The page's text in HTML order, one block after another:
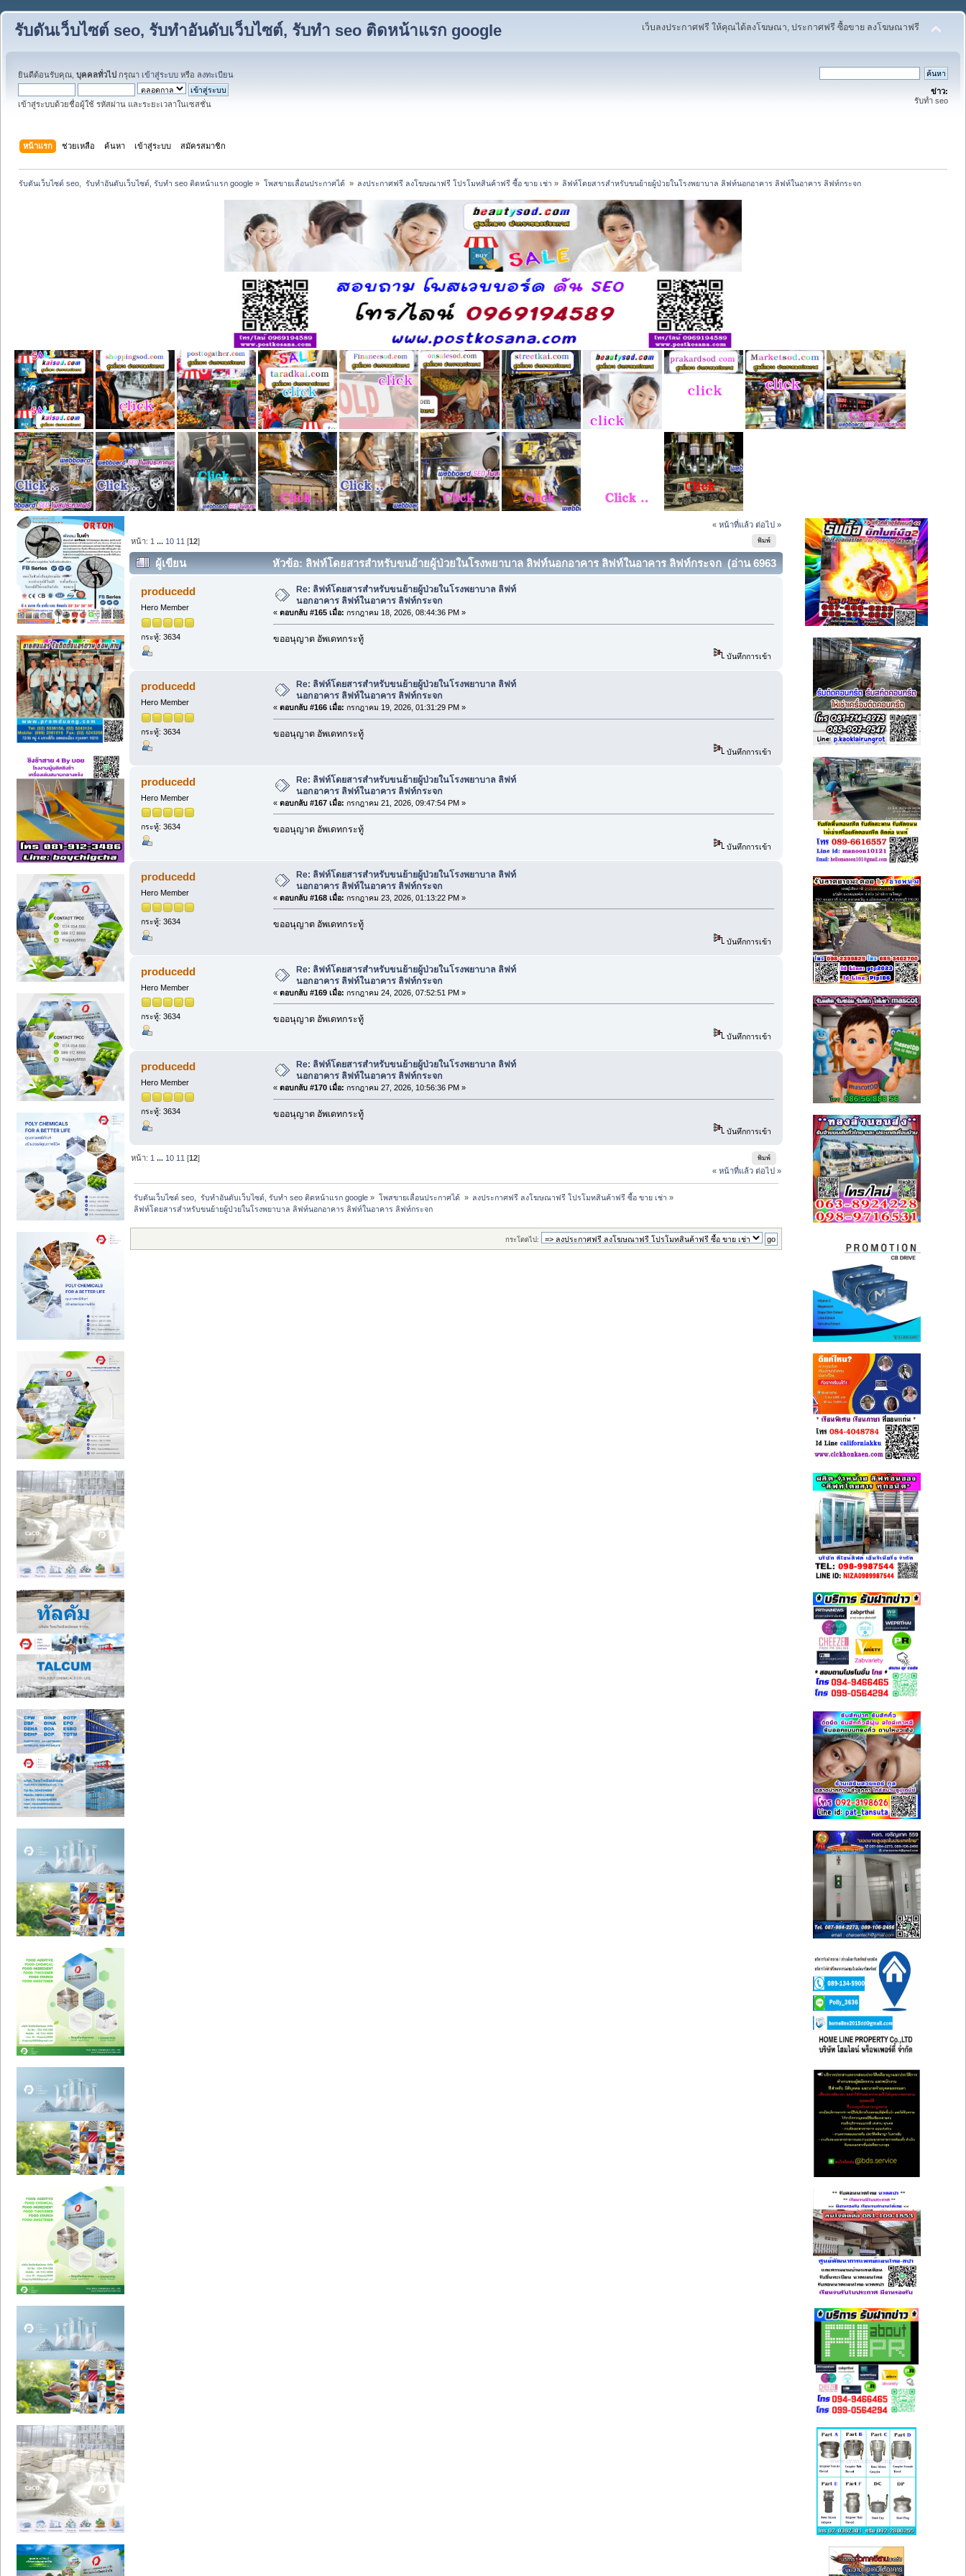
รับดันเว็บไซต์ seo, รับทำอันดับเว็บไซต์, รับทำ seo ติดหน้าแรก google เว็บลงประกาศฟรี ให้คุณได้ลงโฆษณา, ประกาศฟรี ซื้อขาย ลงโฆษณาฟรี
ยินดีต้อนรับคุณ, บุคคลทั่วไป กรุณา เข้าสู่ระบบ หรือ ลงทะเบียน
เข้าสู่ระบบด้วยชื่อผู้ใช้ รหัสผ่าน และระยะเวลาในเซสชั่น
ข่าว:
รับทำ seo
หน้าแรก ช่วยเหลือ ค้นหา เข้าสู่ระบบ สมัครสมาชิก
รับดันเว็บไซต์ seo,  รับทำอันดับเว็บไซต์, รับทำ seo ติดหน้าแรก google » โพสขายเลื่อนประกาศได้ » ลงประกาศฟรี ลงโฆษณาฟรี โปรโมทสินค้าฟรี ซื้อ ขาย เช่า » ลิฟท์โดยสารสำหรับขนย้ายผู้ป่วยในโรงพยาบาล ลิฟท์นอกอาคาร ลิฟท์ในอาคาร ลิฟท์กระจก
« หน้าที่แล้ว ต่อไป »
พิมพ์
หน้า: 1 ... 10 11 [12]
ผู้เขียน
หัวข้อ: ลิฟท์โดยสารสำหรับขนย้ายผู้ป่วยในโรงพยาบาล ลิฟท์นอกอาคาร ลิฟท์ในอาคาร ลิฟท์กระจก (อ่าน 6963
producedd
Hero Member
กระทู้: 3634
Re: ลิฟท์โดยสารสำหรับขนย้ายผู้ป่วยในโรงพยาบาล ลิฟท์
นอกอาคาร ลิฟท์ในอาคาร ลิฟท์กระจก
« ตอบกลับ #165 เมื่อ: กรกฎาคม 18, 2026, 08:44:36 PM »
ขออนุญาต อัพเดทกระทู้
บันทึกการเข้า
producedd
Hero Member
กระทู้: 3634
Re: ลิฟท์โดยสารสำหรับขนย้ายผู้ป่วยในโรงพยาบาล ลิฟท์
นอกอาคาร ลิฟท์ในอาคาร ลิฟท์กระจก
« ตอบกลับ #166 เมื่อ: กรกฎาคม 19, 2026, 01:31:29 PM »
ขออนุญาต อัพเดทกระทู้
บันทึกการเข้า
producedd
Hero Member
กระทู้: 3634
Re: ลิฟท์โดยสารสำหรับขนย้ายผู้ป่วยในโรงพยาบาล ลิฟท์
นอกอาคาร ลิฟท์ในอาคาร ลิฟท์กระจก
« ตอบกลับ #167 เมื่อ: กรกฎาคม 21, 2026, 09:47:54 PM »
ขออนุญาต อัพเดทกระทู้
บันทึกการเข้า
producedd
Hero Member
กระทู้: 3634
Re: ลิฟท์โดยสารสำหรับขนย้ายผู้ป่วยในโรงพยาบาล ลิฟท์
นอกอาคาร ลิฟท์ในอาคาร ลิฟท์กระจก
« ตอบกลับ #168 เมื่อ: กรกฎาคม 23, 2026, 01:13:22 PM »
ขออนุญาต อัพเดทกระทู้
บันทึกการเข้า
producedd
Hero Member
กระทู้: 3634
Re: ลิฟท์โดยสารสำหรับขนย้ายผู้ป่วยในโรงพยาบาล ลิฟท์
นอกอาคาร ลิฟท์ในอาคาร ลิฟท์กระจก
« ตอบกลับ #169 เมื่อ: กรกฎาคม 24, 2026, 07:52:51 PM »
ขออนุญาต อัพเดทกระทู้
บันทึกการเข้า
producedd
Hero Member
กระทู้: 3634
Re: ลิฟท์โดยสารสำหรับขนย้ายผู้ป่วยในโรงพยาบาล ลิฟท์
นอกอาคาร ลิฟท์ในอาคาร ลิฟท์กระจก
« ตอบกลับ #170 เมื่อ: กรกฎาคม 27, 2026, 10:56:36 PM »
ขออนุญาต อัพเดทกระทู้
บันทึกการเข้า
พิมพ์
หน้า: 1 ... 10 11 [12]
« หน้าที่แล้ว ต่อไป »
รับดันเว็บไซต์ seo,  รับทำอันดับเว็บไซต์, รับทำ seo ติดหน้าแรก google » โพสขายเลื่อนประกาศได้ » ลงประกาศฟรี ลงโฆษณาฟรี โปรโมทสินค้าฟรี ซื้อ ขาย เช่า »
ลิฟท์โดยสารสำหรับขนย้ายผู้ป่วยในโรงพยาบาล ลิฟท์นอกอาคาร ลิฟท์ในอาคาร ลิฟท์กระจก
กระโดดไป: